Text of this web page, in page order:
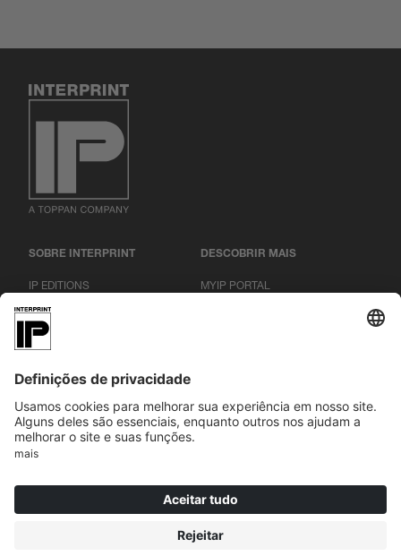
SOBRE INTERPRINT
IP EDITIONS
EXPLORADOR DE DECORAÇÃO
DECOR PRINTING
LOCAIS
DESCOBRIR MAIS
MYIP PORTAL
IMPRESSÃO|PRIVACIDADE|CONDIÇÕES GERAIS|COOKIES